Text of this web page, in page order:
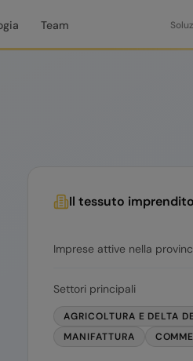
Team
Il tessuto
Imprese attive nella
Settori principali
AGRICOLTURA E DELTA
MANIFATTURA